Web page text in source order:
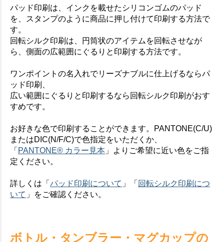
パッド印刷は、インクを載せたシリコンゴムのパッド
を、スタンプのように商品に押し付けて印刷する方法で
す。
回転シルク印刷は、円筒状のアイテムを回転させなが
ら、側面の広範囲にぐるりと印刷する方法です。
ワンポイントの名入れでリーズナブルに仕上げるならパ
ッド印刷、
広い範囲にぐるりと印刷するなら回転シルク印刷がおす
すめです。
お好きな色で印刷することができます。PANTONE(C/U)
またはDIC(N/F/C)で色指定をいただくか、
「 PANTONE® カラー見本 」よりご希望に近い色をご指
定ください。
詳しくは「 パッド印刷について 」「 回転シルク印刷につ
いて 」をご確認ください。
ボトル・タンブラー・マグカップの